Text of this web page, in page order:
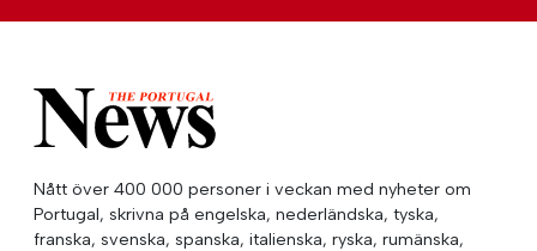
Nått över 400 000 personer i veckan med nyheter om
Portugal, skrivna på engelska, nederländska, tyska,
franska, svenska, spanska, italienska, ryska, rumänska,